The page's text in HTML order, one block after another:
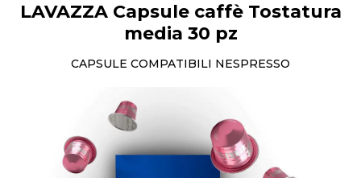
LAVAZZA Capsule caffè Tostatura
media 30 pz
CAPSULE COMPATIBILI NESPRESSO